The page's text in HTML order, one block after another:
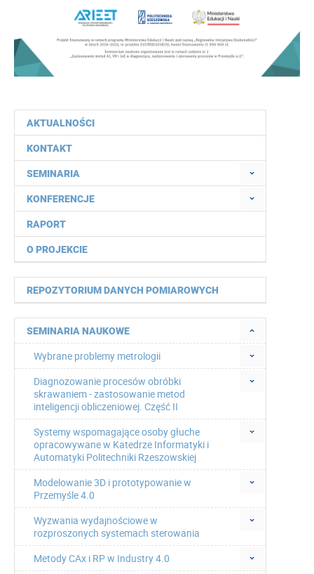
AKTUALNOŚCI
KONTAKT
SEMINARIA
KONFERENCJE
RAPORT
O PROJEKCIE
REPOZYTORIUM DANYCH POMIAROWYCH
SEMINARIA NAUKOWE
Wybrane problemy metrologii
Diagnozowanie procesów obróbki
skrawaniem - zastosowanie metod
inteligencji obliczeniowej. Część II
Systemy wspomagające osoby głuche
opracowywane w Katedrze Informatyki i
Automatyki Politechniki Rzeszowskiej
Modelowanie 3D i prototypowanie w
Przemyśle 4.0
Wyzwania wydajnościowe w
rozproszonych systemach sterowania
Metody CAx i RP w Industry 4.0